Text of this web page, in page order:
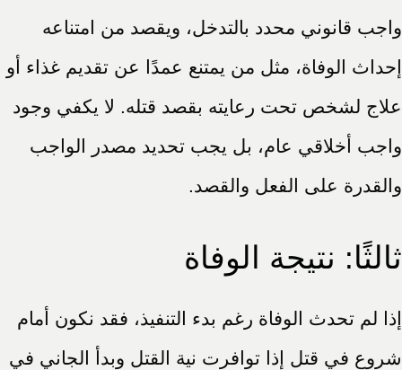
واجب قانوني محدد بالتدخل، ويقصد من امتناعه
إحداث الوفاة، مثل من يمتنع عمدًا عن تقديم غذاء أو
علاج لشخص تحت رعايته بقصد قتله. لا يكفي وجود
واجب أخلاقي عام، بل يجب تحديد مصدر الواجب
والقدرة على الفعل والقصد.
ثالثًا: نتيجة الوفاة
إذا لم تحدث الوفاة رغم بدء التنفيذ، فقد نكون أمام
شروع في قتل إذا توافرت نية القتل وبدأ الجاني في